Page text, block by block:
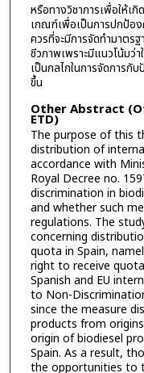
หรือทางวิชาการเพื่อให้เกิ
เกณฑ์เพื่อเป็นการปกป้อ
ควรที่จะมีการจัดทำมาตร
ชีวภาพเพราะมีแนวโน้มว่
เป็นกลไกในการจัดการ
ขึ้น
Other Abstract
ETD)
The purpose of this
distribution of
accordance with
Royal Decree no.
discrimination in
and whether such
regulations. The
concerning
quota in Spain,
right to receive
Spanish and EU
to Non-
since the measure
products from
origin of biodiesel
Spain. As a result,
the opportunities to